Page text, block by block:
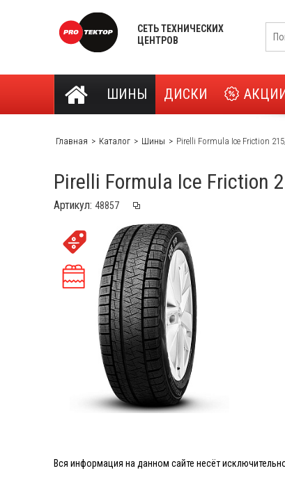
СЕТЬ ТЕХНИЧЕСКИХ
ЦЕНТРОВ
ШИНЫ ДИСКИ
Главная Каталог Шины Pirelli Formula Ice Friction
Pirelli Formula Ice Friction
Артикул:
Вся информация на данном сайте несёт